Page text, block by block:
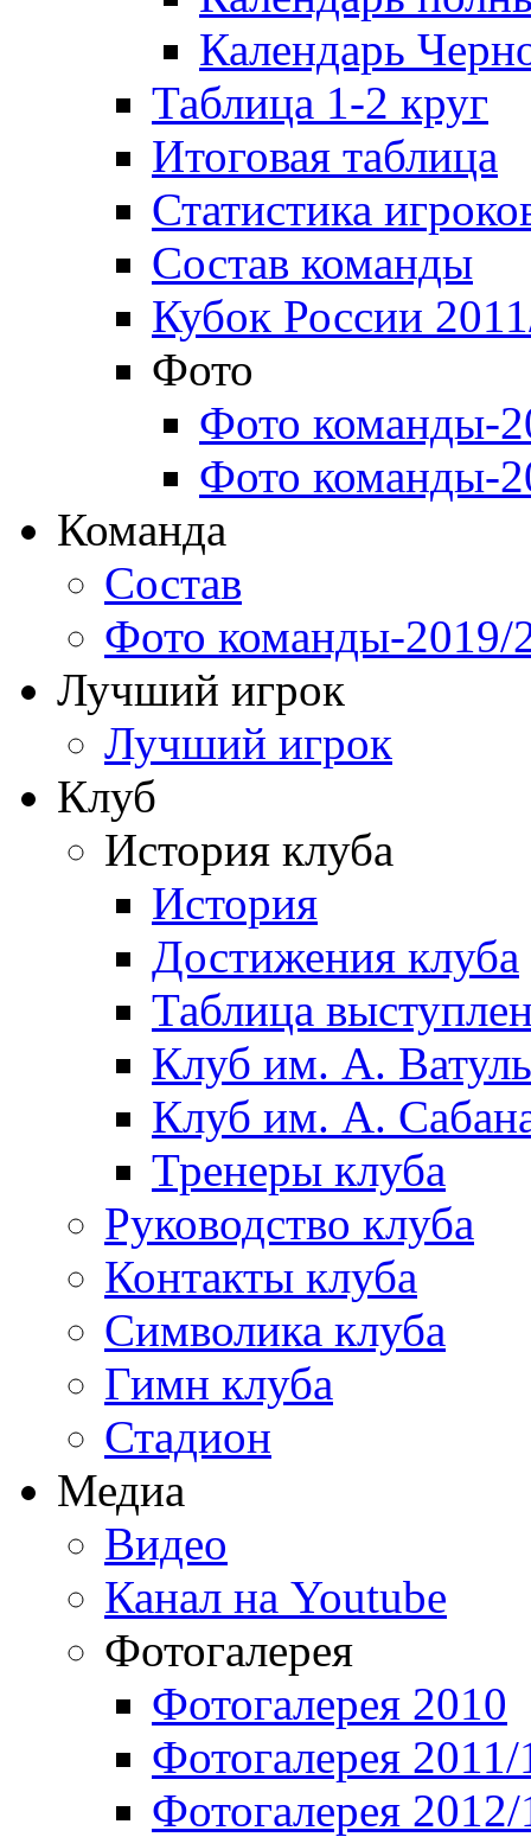
Календарь
Таблица 1-2 круг
Итоговая таблица
Статистика
Состав команды
Кубок России
Фото
Фото команды-
Фото команды-
Команда
Состав
Фото команды-2019/
Лучший игрок
Лучший игрок
Клуб
История клуба
История
Достижения клуба
Таблица
Клуб им. А.
Клуб им. А.
Тренеры клуба
Руководство клуба
Контакты клуба
Символика клуба
Гимн клуба
Стадион
Медиа
Видео
Канал на Youtube
Фотогалерея
Фотогалерея 2010
Фотогалерея 2011/
Фотогалерея